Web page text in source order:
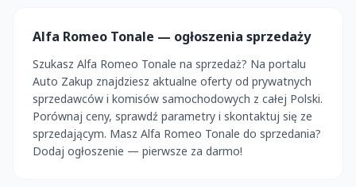
Alfa Romeo Tonale — ogłoszenia sprzedaży
Szukasz Alfa Romeo Tonale na sprzedaż? Na portalu
Auto Zakup znajdziesz aktualne oferty od prywatnych
sprzedawców i komisów samochodowych z całej Polski.
Porównaj ceny, sprawdź parametry i skontaktuj się ze
sprzedającym. Masz Alfa Romeo Tonale do sprzedania?
Dodaj ogłoszenie — pierwsze za darmo!